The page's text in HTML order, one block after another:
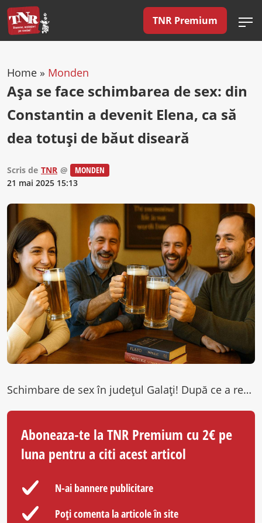
TNR Premium
Home » Monden
Aşa se face schimbarea de sex: din
Constantin a devenit Elena, ca să
dea totuşi de băut diseară
Scris de TNR @
MONDEN
21 mai 2025 15:13
Schimbare de sex în judeţul Galaţi! După ce a recunoscut că ani de zile s-a simţit captiv în trupul păros…
Aboneaza-te la TNR Premium cu 2€ pe
luna pentru a citi acest articol
N-ai bannere publicitare
Poți comenta la articole în site